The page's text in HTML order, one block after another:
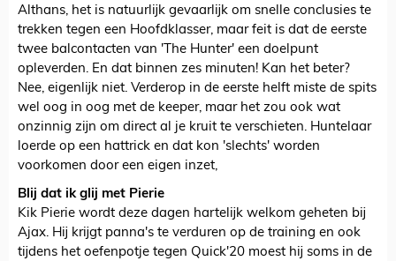
Althans, het is natuurlijk gevaarlijk om snelle conclusies te
trekken tegen een Hoofdklasser, maar feit is dat de eerste
twee balcontacten van 'The Hunter' een doelpunt
opleverden. En dat binnen zes minuten! Kan het beter?
Nee, eigenlijk niet. Verderop in de eerste helft miste de spits
wel oog in oog met de keeper, maar het zou ook wat
onzinnig zijn om direct al je kruit te verschieten. Huntelaar
loerde op een hattrick en dat kon 'slechts' worden
voorkomen door een eigen inzet,
Blij dat ik glij met Pierie
Kik Pierie wordt deze dagen hartelijk welkom geheten bij
Ajax. Hij krijgt panna's te verduren op de training en ook
tijdens het oefenpotje tegen Quick'20 moest hij soms in de